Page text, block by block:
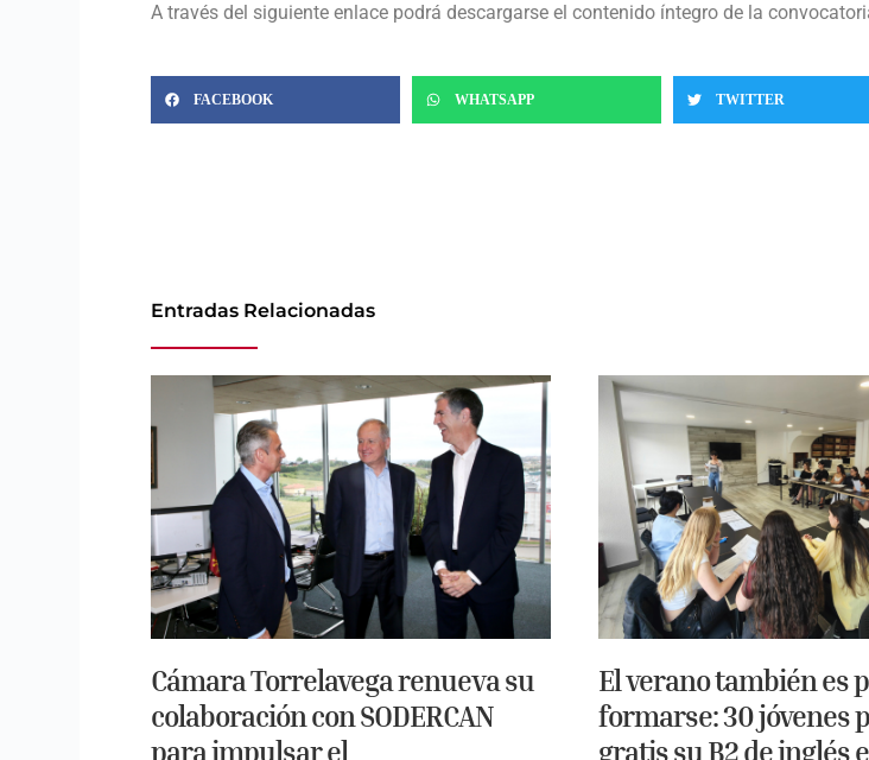
A través del siguiente enlace podrá descargarse el contenido íntegro de la
FACEBOOK WHATSAPP TWITTER
Entradas Relacionadas
Cámara Torrelavega renueva su
colaboración con SODERCAN
para impulsar el
El verano también es
formarse: 30 jóvenes
gratis su B2 de inglés